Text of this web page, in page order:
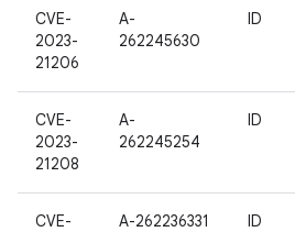
CVE-
2023-
21206
A-
262245630
ID
CVE-
2023-
21208
A-
262245254
ID
CVE-
A-262236331 ID